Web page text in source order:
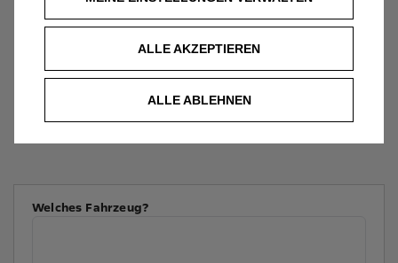
Welches Fahrzeug?
ALLE AKZEPTIEREN
ALLE ABLEHNEN